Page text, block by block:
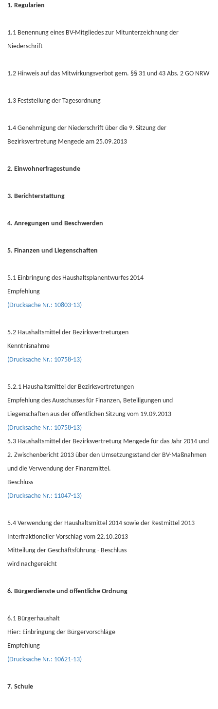
1. Regularien
1.1 Benennung eines BV-Mitgliedes zur Mitunterzeichnung der
Niederschrift
1.2 Hinweis auf das Mitwirkungsverbot gem. §§ 31 und 43 Abs. 2 GO NRW
1.3 Feststellung der Tagesordnung
1.4 Genehmigung der Niederschrift über die 9. Sitzung der
Bezirksvertretung Mengede am 25.09.2013
2. Einwohnerfragestunde
3. Berichterstattung
4. Anregungen und Beschwerden
5. Finanzen und Liegenschaften
5.1 Einbringung des Haushaltsplanentwurfes 2014
Empfehlung
(Drucksache Nr.: 10803-13)
5.2 Haushaltsmittel der Bezirksvertretungen
Kenntnisnahme
(Drucksache Nr.: 10758-13)
5.2.1 Haushaltsmittel der Bezirksvertretungen
Empfehlung des Ausschusses für Finanzen, Beteiligungen und
Liegenschaften aus der öffentlichen Sitzung vom 19.09.2013
(Drucksache Nr.: 10758-13)
5.3 Haushaltsmittel der Bezirksvertretung Mengede für das Jahr 2014 und
2. Zwischenbericht 2013 über den Umsetzungsstand der BV-Maßnahmen
und die Verwendung der Finanzmittel.
Beschluss
(Drucksache Nr.: 11047-13)
5.4 Verwendung der Haushaltsmittel 2014 sowie der Restmittel 2013
Interfraktioneller Vorschlag vom 22.10.2013
Mitteilung der Geschäftsführung - Beschluss
wird nachgereicht
6. Bürgerdienste und öffentliche Ordnung
6.1 Bürgerhaushalt
Hier: Einbringung der Bürgervorschläge
Empfehlung
(Drucksache Nr.: 10621-13)
7. Schule